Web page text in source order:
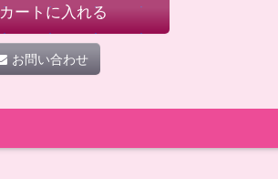
カートに入れる
お問い合わせ